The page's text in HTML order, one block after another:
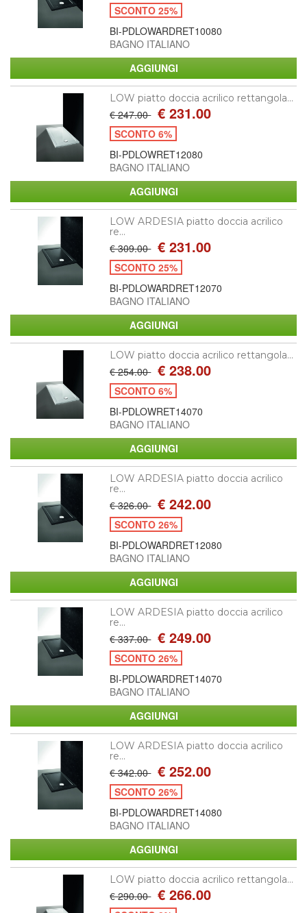
SCONTO 25%
BI-PDLOWARDRET10080
BAGNO ITALIANO
LOW piatto doccia acrilico rettangola...
€ 247.00 € 231.00
SCONTO 6%
BI-PDLOWRET12080
BAGNO ITALIANO
LOW ARDESIA piatto doccia acrilico
re...
€ 309.00 € 231.00
SCONTO 25%
BI-PDLOWARDRET12070
BAGNO ITALIANO
LOW piatto doccia acrilico rettangola...
€ 254.00 € 238.00
SCONTO 6%
BI-PDLOWRET14070
BAGNO ITALIANO
LOW ARDESIA piatto doccia acrilico
re...
€ 326.00 € 242.00
SCONTO 26%
BI-PDLOWARDRET12080
BAGNO ITALIANO
LOW ARDESIA piatto doccia acrilico
re...
€ 337.00 € 249.00
SCONTO 26%
BI-PDLOWARDRET14070
BAGNO ITALIANO
LOW ARDESIA piatto doccia acrilico
re...
€ 342.00 € 252.00
SCONTO 26%
BI-PDLOWARDRET14080
BAGNO ITALIANO
LOW piatto doccia acrilico rettangola...
€ 290.00 € 266.00